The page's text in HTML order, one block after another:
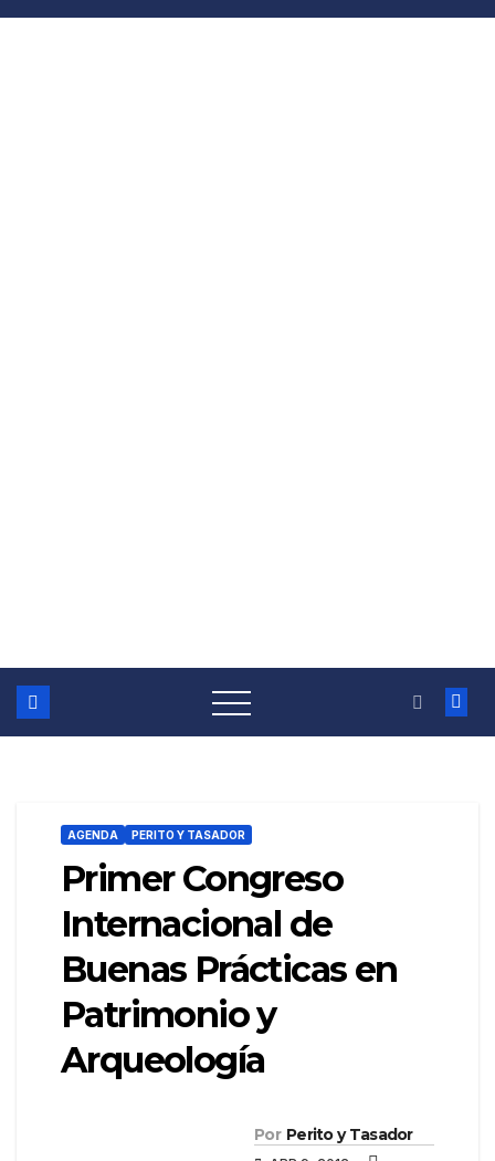
Saltar
AGENDA PERITO Y TASADOR
Primer Congreso
Internacional de
Buenas Prácticas en
Patrimonio y
Arqueología
Por Perito y Tasador